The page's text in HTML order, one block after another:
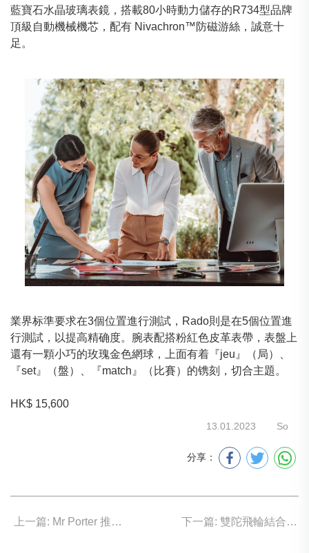
藍寶石水晶玻璃表鏡，搭載80小時動力儲存的R734型品牌
頂級自動機械機芯，配有 Nivachron™防磁游絲，誠意十
足。
業界标準要求在3個位置進行測試，Rado則是在5個位置進
行測試，以提高精确度。腕表配搭粉紅色皮革表帶，表盤上
還有一顆小巧的玫瑰金色網球，上面有着『jeu』（局）、
『set』（盤）、『match』（比賽）的镌刻，切合主題。
HK$ 15,600
13.01.2023 So
分享：
上一篇: Mr Porter 推獨一無二手表 下一篇: 雙陀飛輪結合1/100秒計時